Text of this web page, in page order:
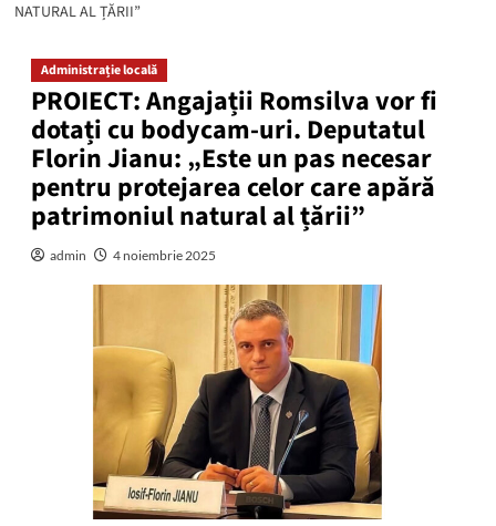
NATURAL AL ȚĂRII”
Administrație locală
PROIECT: Angajații Romsilva vor fi
dotați cu bodycam-uri. Deputatul
Florin Jianu: „Este un pas necesar
pentru protejarea celor care apără
patrimoniul natural al țării”
admin 4 noiembrie 2025